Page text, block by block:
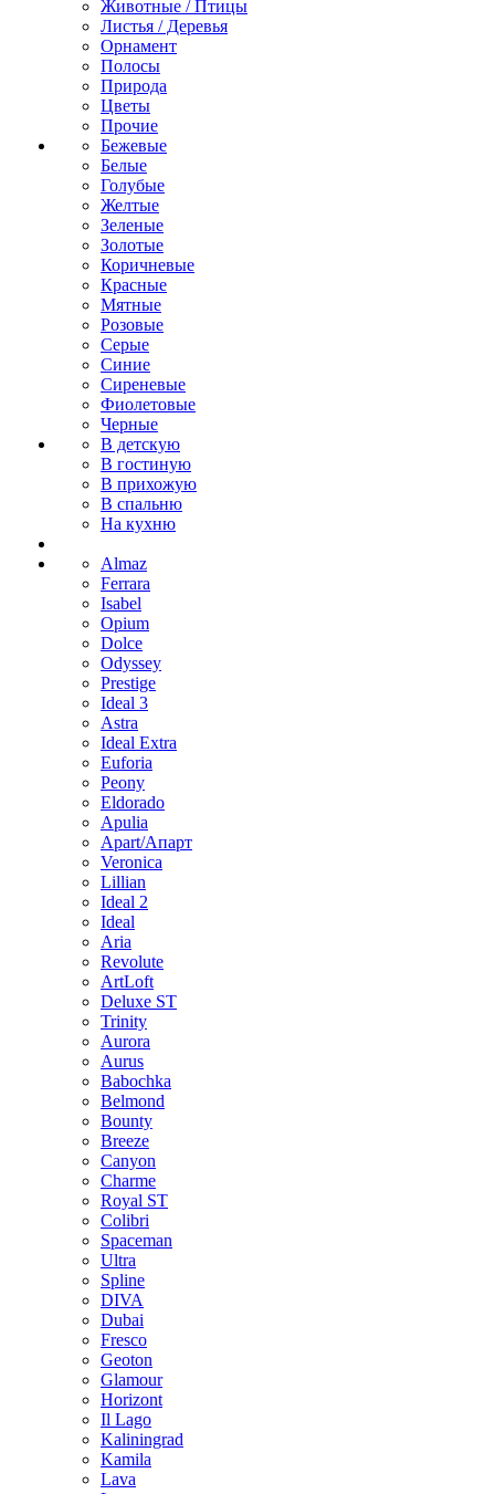
Животные / Птицы
Листья / Деревья
Орнамент
Полосы
Природа
Цветы
Прочие
Бежевые
Белые
Голубые
Желтые
Зеленые
Золотые
Коричневые
Красные
Мятные
Розовые
Серые
Синие
Сиреневые
Фиолетовые
Черные
В детскую
В гостиную
В прихожую
В спальню
На кухню
Almaz
Ferrara
Isabel
Opium
Dolce
Odyssey
Prestige
Ideal 3
Astra
Ideal Extra
Euforia
Peony
Eldorado
Apulia
Apart/Апарт
Veronica
Lillian
Ideal 2
Ideal
Aria
Revolute
ArtLoft
Deluxe ST
Trinity
Aurora
Aurus
Babochka
Belmond
Bounty
Breeze
Canуon
Charme
Royal ST
Colibri
Spaceman
Ultra
Spline
DIVA
Dubai
Fresco
Geoton
Glamour
Horizont
Il Lago
Kaliningrad
Kamila
Lava